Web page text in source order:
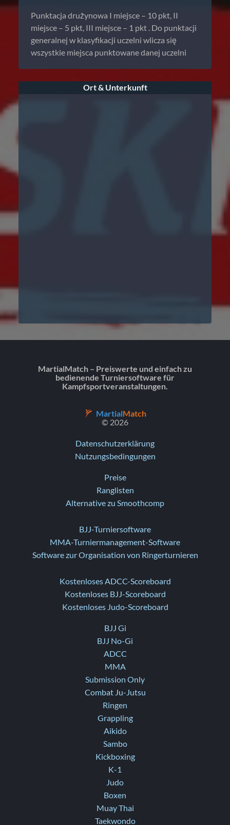
Punktacja drużynowa I miejsce – 10 pkt, II
miejsce – 5 pkt, III miejsce – 1 pkt . Do punktacji
generalnej w klasyfikacji uczelni wlicza się
wszystkie miejsca punktowane danej uczelni
Ort & Unterkunft
MartialMatch – Preiswerte und einfach zu
bedienende Turniersoftware für
Kampfsportveranstaltungen.
MartialMatch
© 2026
Datenschutzerklärung
Nutzungsbedingungen
Preise
Ranglisten
Alternative zu Smoothcomp
BJJ-Turniersoftware
MMA-Turniermanagement-Software
Software zur Organisation von Ringerturnieren
Kostenloses ADCC-Scoreboard
Kostenloses BJJ-Scoreboard
Kostenloses Judo-Scoreboard
BJJ Gi
BJJ No-Gi
ADCC
MMA
Submission Only
Combat Ju-Jutsu
Ringen
Grappling
Aikido
Sambo
Kickboxing
K-1
Judo
Boxen
Muay Thai
Taekwondo